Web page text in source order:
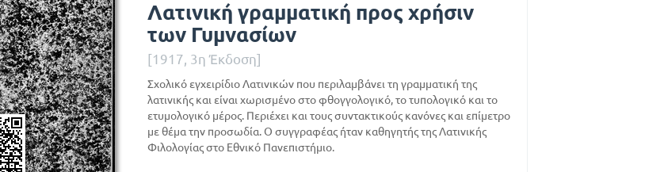
Λατινική γραμματική προς χρήσιν
των Γυμνασίων
[1917, 3η Έκδοση]
Σχολικό εγχειρίδιο Λατινικών που περιλαμβάνει τη γραμματική της
λατινικής και είναι χωρισμένο στο φθογγολογικό, το τυπολογικό και το
ετυμολογικό μέρος. Περιέχει και τους συντακτικούς κανόνες και επίμετρο
με θέμα την προσωδία. Ο συγγραφέας ήταν καθηγητής της Λατινικής
Φιλολογίας στο Εθνικό Πανεπιστήμιο.